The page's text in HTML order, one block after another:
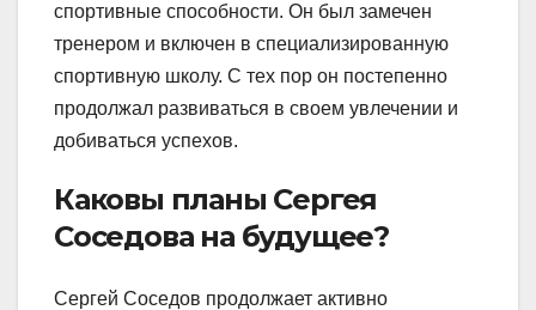
спортивные способности. Он был замечен
тренером и включен в специализированную
спортивную школу. С тех пор он постепенно
продолжал развиваться в своем увлечении и
добиваться успехов.
Каковы планы Сергея
Соседова на будущее?
Сергей Соседов продолжает активно